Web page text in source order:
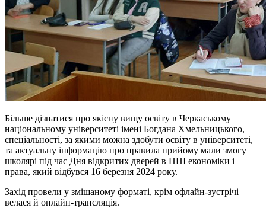
Більше дізнатися про якісну вищу освіту в Черкаському
національному університеті імені Богдана Хмельницького,
спеціальності, за якими можна здобути освіту в університеті,
та актуальну інформацію про правила прийому мали змогу
школярі під час Дня відкритих дверей в ННІ економіки і
права, який відбувся 16 березня 2024 року.
Захід провели у змішаному форматі, крім офлайн-зустрічі
велася й онлайн-трансляція.